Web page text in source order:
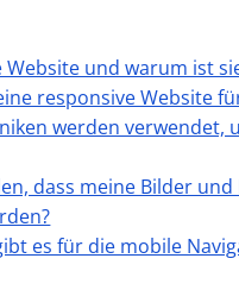
und warum ist
responsive Website
werden verwendet,
dass meine Bilder
es für die mobile